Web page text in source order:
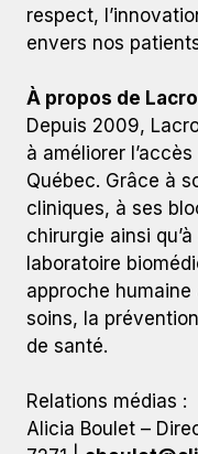
respect,
envers nos
À propos de
Depuis 2009,
à améliorer
Québec. Grâce à
cliniques, à ses
chirurgie ainsi
laboratoire
approche humaine
soins, la
de santé.
Relations médias :
Alicia Boulet –